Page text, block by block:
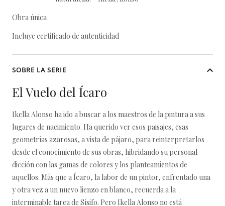
Obra única
Incluye certificado de autenticidad
SOBRE LA SERIE
El Vuelo del Ícaro
Ikella Alonso ha ido a buscar a los maestros de la pintura a sus
lugares de nacimiento. Ha querido ver esos paisajes, esas
geometrías azarosas, a vista de pájaro, para reinterpretarlos
desde el conocimiento de sus obras, hibridando su personal
dicción con las gamas de colores y los planteamientos de
aquellos. Más que a Ícaro, la labor de un pintor, enfrentado una
y otra vez a un nuevo lienzo en blanco, recuerda a la
interminable tarea de Sísifo. Pero Ikella Alonso no está